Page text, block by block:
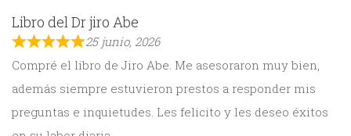
Libro del Dr jiro Abe
25 junio, 2026
Compré el libro de Jiro Abe. Me asesoraron muy bien,
además siempre estuvieron prestos a responder mis
preguntas e inquietudes. Les felicito y les deseo éxitos